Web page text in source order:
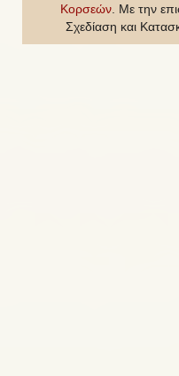
Κορσεών. Με την
Σχεδίαση και